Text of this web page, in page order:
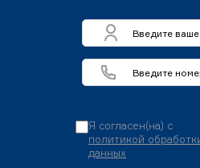
Я согласен(на) с
политикой
данных